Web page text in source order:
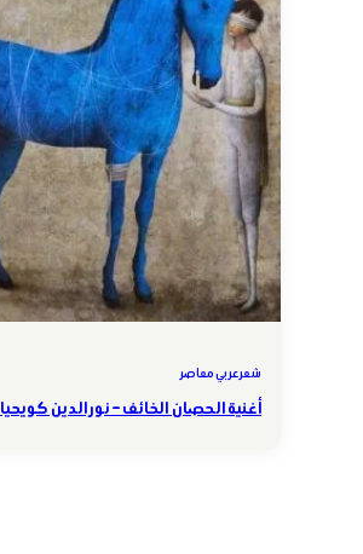
شعر عربي معاصر
أغنية الحصان الخائف – نور الدين كويحيا